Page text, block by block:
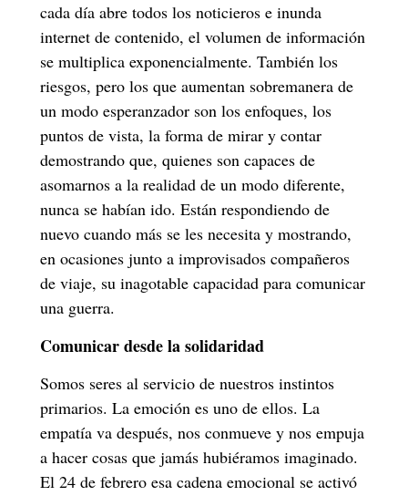
cada día abre todos los noticieros e inunda
internet de contenido, el volumen de información
se multiplica exponencialmente. También los
riesgos, pero los que aumentan sobremanera de
un modo esperanzador son los enfoques, los
puntos de vista, la forma de mirar y contar
demostrando que, quienes son capaces de
asomarnos a la realidad de un modo diferente,
nunca se habían ido. Están respondiendo de
nuevo cuando más se les necesita y mostrando,
en ocasiones junto a improvisados compañeros
de viaje, su inagotable capacidad para comunicar
una guerra.
Comunicar desde la solidaridad
Somos seres al servicio de nuestros instintos
primarios. La emoción es uno de ellos. La
empatía va después, nos conmueve y nos empuja
a hacer cosas que jamás hubiéramos imaginado.
El 24 de febrero esa cadena emocional se activó